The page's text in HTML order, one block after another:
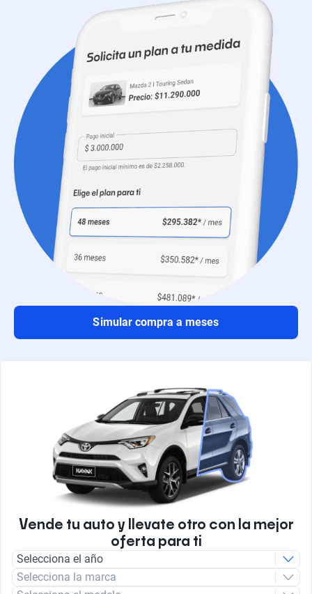
Simular compra a meses
Vende tu auto y llevate otro con la mejor
oferta para ti
Selecciona el año
Selecciona la marca